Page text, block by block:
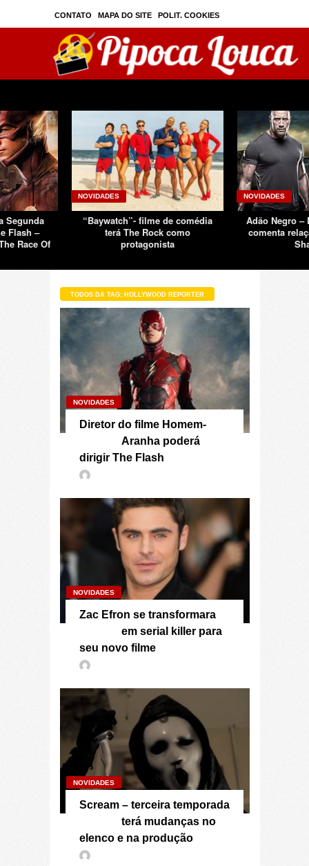
CONTATO MAPA DO SITE POLIT. COOKIES
PRIVAC./SEGURANÇA
Segunda
Flash –
Race Of
NOVIDADES
“Baywatch”- filme de comédia
terá The Rock como
protagonista
NOVIDADES
Adão Negro –
comenta
TODOS DA TAG: HOLLYWOOD REPORTER
NOVIDADES
Diretor do filme Homem-
Aranha poderá
dirigir The Flash
NOVIDADES
Zac Efron se transformara
em serial killer para
seu novo filme
NOVIDADES
Scream – terceira temporada
terá mudanças no
elenco e na produção